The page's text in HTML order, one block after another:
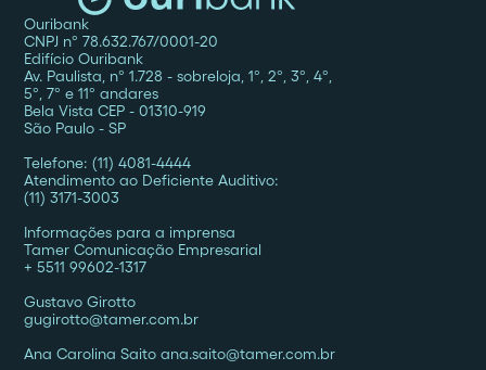
Ouribank
CNPJ nº 78.632.767/0001-20
Edifício Ouribank
Av. Paulista, nº 1.728 - sobreloja, 1º, 2º, 3º, 4º,
5º, 7º e 11º andares
Bela Vista CEP - 01310-919
São Paulo - SP
Telefone: (11) 4081-4444
Atendimento ao Deficiente Auditivo:
(11) 3171-3003
Informações para a imprensa
Tamer Comunicação Empresarial
+ 5511 99602-1317
Gustavo Girotto
gugirotto@tamer.com.br
Ana Carolina Saito ana.saito@tamer.com.br